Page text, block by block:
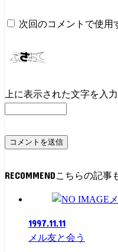
次回のコメントで使用
上に表示された文字を入
RECOMMEND
1997.11.11
メル友と会う